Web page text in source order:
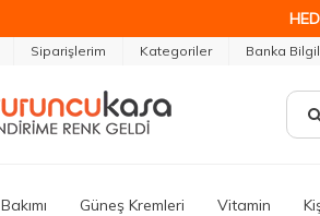
Siparişlerim Kategoriler Banka
Güneş Kremleri Vitamin